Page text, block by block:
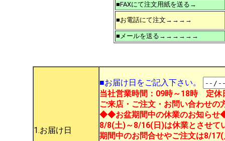
■FAXにて注文用紙を送る→
■お電話にて注文→→→→
■メールを送る→→→→→→
1.お届け日
■お届け日をご記入下さい。
当社営業時間：09時～18時 定休
ご来店・ご注文・お問い合わせの
◆◆お盆期間中の休業のお知ら
8/8(土)～8/16(日)は休業とさせて
期間中のお問合せやご注文は8/